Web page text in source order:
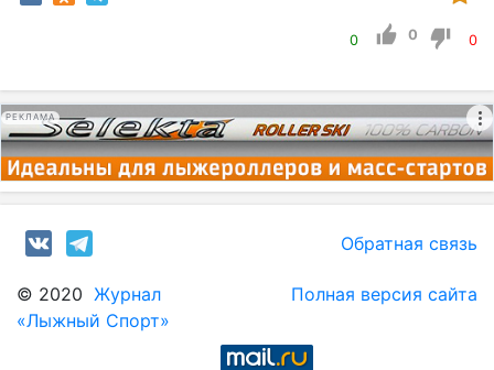
0 0 0
РЕКЛАМА
Обратная связь
© 2020 Журнал
«Лыжный Спорт»
Полная версия сайта